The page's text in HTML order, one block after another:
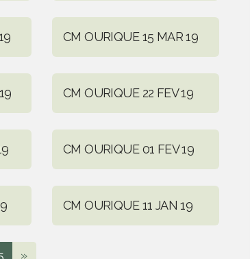
CM OURIQUE 15 MAR 19
CM OURIQUE 22 FEV 19
CM OURIQUE 01 FEV 19
CM OURIQUE 11 JAN 19
»